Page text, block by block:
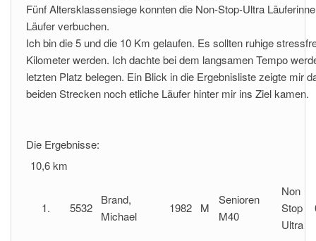
Fünf Altersklassensiege konnten die Non-Stop-Ultra
Läufer verbuchen.
Ich bin die 5 und die 10 Km gelaufen. Es sollten ruhige
Kilometer werden. Ich dachte bei dem langsamen Tempo
letzten Platz belegen. Ein Blick in die Ergebnisliste zeigte mir
beiden Strecken noch etliche Läufer hinter mir ins Ziel kamen.
Die Ergebnisse:
10,6 km
1. 5532
Brand,
Michael
1982 M
Senioren
M40
Non
Stop
Ultra